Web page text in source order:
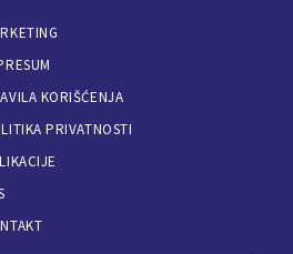
KORIŠĆENJA
PRIVATNOSTI